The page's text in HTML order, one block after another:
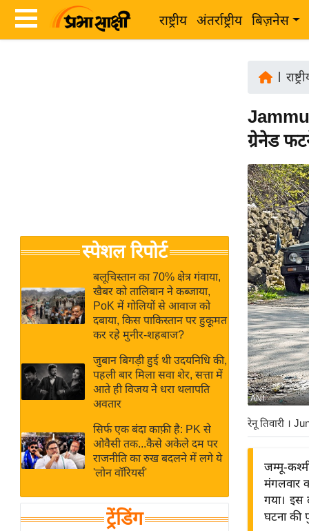
राष्ट्रीय अंतर्राष्ट्रीय बिज़नेस
Breaking
News in
Hindi
Hindi
Videos
जगत
राय
बजट
IPL
2026
ई-पेपर
मिसाल बेमिसाल
शख्सियत
यंग इंडिया
साहित्य जगत
स्पेशल रिपोर्ट
बलूचिस्तान का 70% क्षेत्र गंवाया,
खैबर को तालिबान ने कब्जाया,
PoK में गोलियों से आवाज को
दबाया, किस पाकिस्तान पर हुकूमत
कर रहे मुनीर-शहबाज?
जुबान बिगड़ी हुई थी उदयनिधि की,
पहली बार मिला सवा शेर, सत्ता में
आते ही विजय ने धरा थलापति
अवतार
सिर्फ एक बंदा काफ़ी है: PK से
ओवैसी तक...कैसे अकेले दम पर
राजनीति का रुख बदलने में लगे ये
'लोन वॉरियर्स'
ट्रेंडिंग
Jammu
ग्रेनेड
ANI
रेनू तिवारी ।
जम्मू-
मंगलवार
गया। इस
घटना की